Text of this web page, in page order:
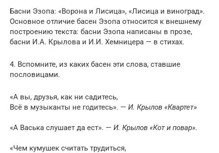
Басни Эзопа: «Ворона и Лисица», «Лисица и виноград».
Основное отличие басен Эзопа относится к внешнему
построению текста: басни Эзопа написаны в прозе,
басни И.А. Крылова и И.И. Хемницера — в стихах.
4. Вспомните, из каких басен эти слова, ставшие
пословицами.
«А вы, друзья, как ни садитесь,
Всё в музыканты не годитесь». — И. Крылов «Квартет»
«А Васька слушает да ест». — И. Крылов «Кот и повар».
«Чем кумушек считать трудиться,